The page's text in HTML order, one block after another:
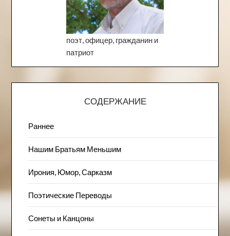
поэт, офицер, гражданин и
патриот
СОДЕРЖАНИЕ
Раннее
Нашим Братьям Меньшим
Ирония, Юмор, Сарказм
Поэтические Переводы
Сонеты и Канцоны